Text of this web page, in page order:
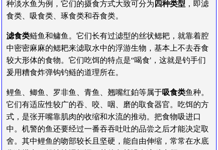
种淡水鱼为例，它们的摄食方式大致可分为 四种类型 ，即滤
食类、吸食类、琢食类和吞食类。
滤食类鲢鱼和鳙鱼。它们长有过滤型的丝状鳃耙，就靠着腔
中密密麻麻的鳃耙来滤取水中的浮游生物，基本上不去吞食
较大形体的食物。它们吃饵的特点是“喝食'，这就是钓手们
爰用糟食炸弹钩钓鲢的道理所在。
鲤鱼、鲫鱼、罗非鱼、青鱼、翘嘴红鉑等属于吸食类鱼种。
它们有适应性较广的吞、咬、咽、磨的取食器官。吃饵的方
式，是张开嘴靠肌肉的收缩和水流的推动。把食物吸进口
中。机警的鱼还要经过一番吞吞吐吐的品尝之后才能决定取
舍。其中鲤鱼的吻部较长且坚硬，能自由伸缩，常常在水底